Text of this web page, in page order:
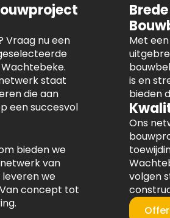
Vraag nu een
staat
die aan
een succesvol
bieden we
van
we
concept tot
Met
is en
bieden
Ons
volgen